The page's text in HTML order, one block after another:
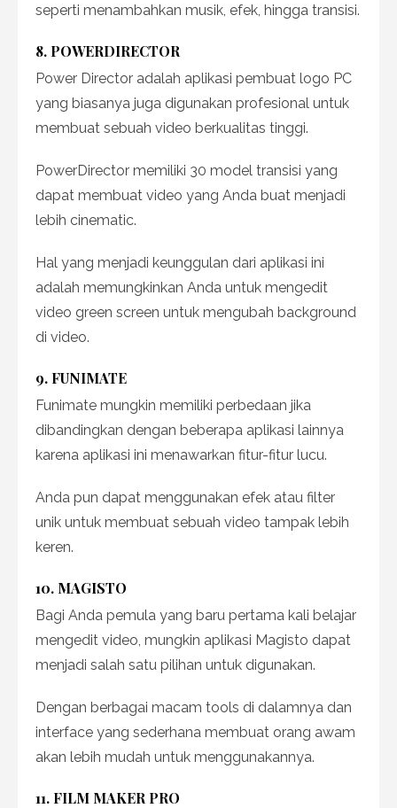
seperti menambahkan musik, efek, hingga transisi.
8. POWERDIRECTOR
Power Director adalah aplikasi pembuat logo PC
yang biasanya juga digunakan profesional untuk
membuat sebuah video berkualitas tinggi.
PowerDirector memiliki 30 model transisi yang
dapat membuat video yang Anda buat menjadi
lebih cinematic.
Hal yang menjadi keunggulan dari aplikasi ini
adalah memungkinkan Anda untuk mengedit
video green screen untuk mengubah background
di video.
9. FUNIMATE
Funimate mungkin memiliki perbedaan jika
dibandingkan dengan beberapa aplikasi lainnya
karena aplikasi ini menawarkan fitur-fitur lucu.
Anda pun dapat menggunakan efek atau filter
unik untuk membuat sebuah video tampak lebih
keren.
10. MAGISTO
Bagi Anda pemula yang baru pertama kali belajar
mengedit video, mungkin aplikasi Magisto dapat
menjadi salah satu pilihan untuk digunakan.
Dengan berbagai macam tools di dalamnya dan
interface yang sederhana membuat orang awam
akan lebih mudah untuk menggunakannya.
11. FILM MAKER PRO